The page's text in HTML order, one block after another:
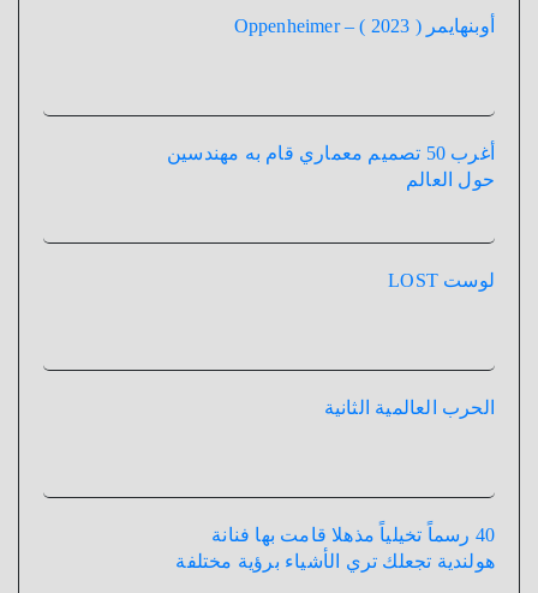
أوبنهايمر ( 2023 ) – Oppenheimer
أغرب 50 تصميم معماري قام به مهندسين
حول العالم
لوست LOST
الحرب العالمية الثانية
40 رسماً تخيلياً مذهلا قامت بها فنانة
هولندية تجعلك تري الأشياء برؤية مختلفة